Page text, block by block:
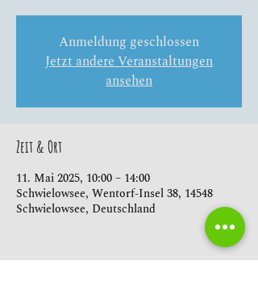
Anmeldung geschlossen
Jetzt andere Veranstaltungen
ansehen
Zeit & Ort
11. Mai 2025, 10:00 – 14:00
Schwielowsee, Wentorf-Insel 38, 14548
Schwielowsee, Deutschland